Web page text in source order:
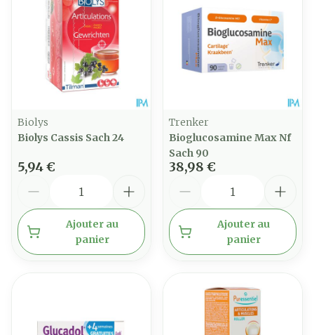
Biolys
Biolys Cassis Sach 24
5,94 €
Ajouter au
panier
Trenker
Bioglucosamine Max Nf
Sach 90
38,98 €
Ajouter au
panier